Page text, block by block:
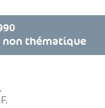
non thématique